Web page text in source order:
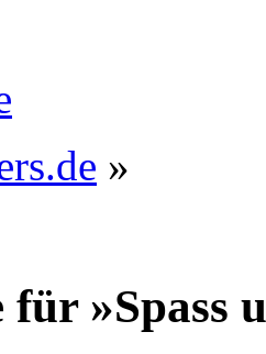
»
für »Spass